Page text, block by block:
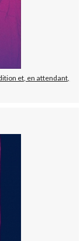
et, en attendant,